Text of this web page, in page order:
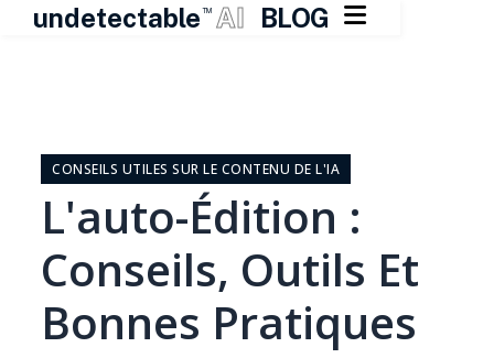
undetectable TM AI BLOG 
contentCONSEILS UTILES SUR LE CONTENU DE L'IA
L'auto-Édition :
Conseils, Outils Et
Bonnes Pratiques